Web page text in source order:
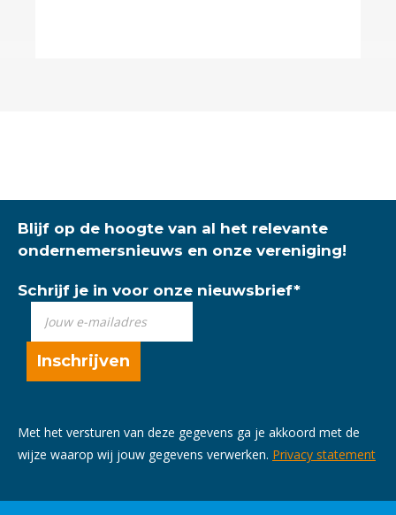
Blijf op de hoogte van al het relevante
ondernemersnieuws en onze vereniging!
Schrijf je in voor onze nieuwsbrief*
Met het versturen van deze gegevens ga je akkoord met de
wijze waarop wij jouw gegevens verwerken. Privacy statement